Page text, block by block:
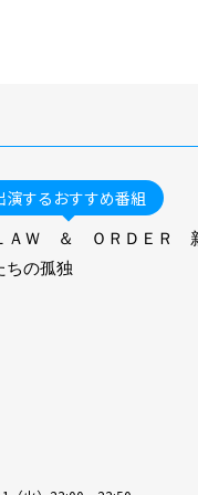
演するおすすめ番組